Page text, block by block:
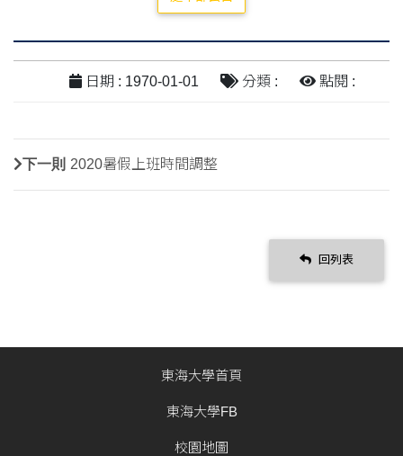
日期 : 1970-01-01 分類 : 點閱 :
下一則 2020暑假上班時間調整
回列表
東海大學首頁
東海大學FB
校園地圖